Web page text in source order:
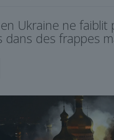
Ukraine ne faiblit
des frappes